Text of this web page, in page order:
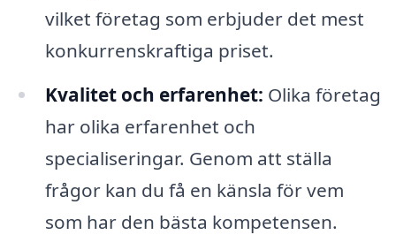
vilket företag som erbjuder det mest
konkurrenskraftiga priset.
Kvalitet och erfarenhet: Olika företag
har olika erfarenhet och
specialiseringar. Genom att ställa
frågor kan du få en känsla för vem
som har den bästa kompetensen.